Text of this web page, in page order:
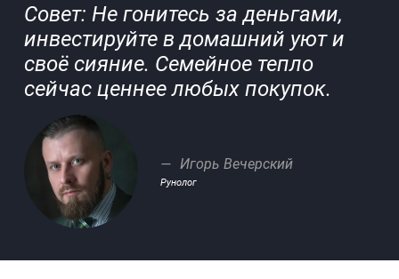
Совет: Не гонитесь за деньгами,
инвестируйте в домашний уют и
своё сияние. Семейное тепло
сейчас ценнее любых покупок.
Игорь Вечерский
Рунолог